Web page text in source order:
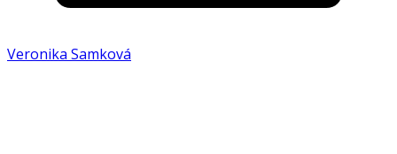
Veronika Samková